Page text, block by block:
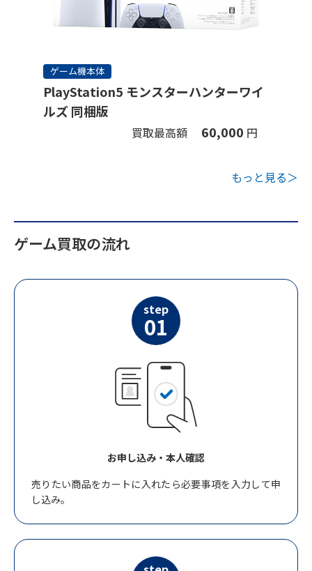
ゲーム機本体
PlayStation5 モンスターハンターワイ
ルズ 同梱版
買取最高額 60,000 円
もっと見る＞
ゲーム買取の流れ
step
01
お申し込み・本人確認
売りたい商品をカートに入れたら必要事項を入力して申
し込み。